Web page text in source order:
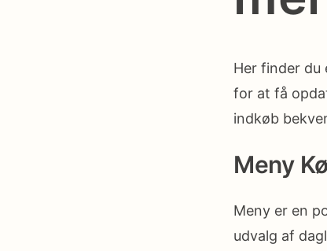
Her finder du
for at få
indkøb
Meny
Meny er en
udvalg af